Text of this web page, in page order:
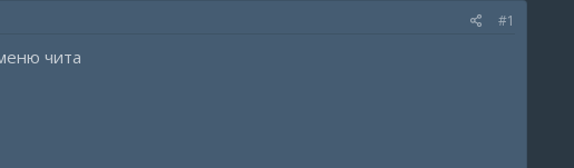
#1
чита